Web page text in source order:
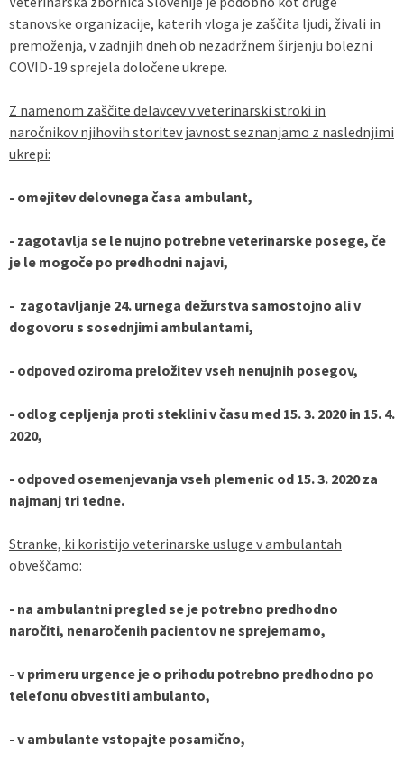
stanovske organizacije, katerih vloga je zaščita ljudi, živali in
premoženja, v zadnjih dneh ob nezadržnem širjenju bolezni
COVID-19 sprejela določene ukrepe.
Z namenom zaščite delavcev v veterinarski stroki in
naročnikov njihovih storitev javnost seznanjamo z naslednjimi
ukrepi:
- omejitev delovnega časa ambulant,
- zagotavlja se le nujno potrebne veterinarske posege, če
je le mogoče po predhodni najavi,
- zagotavljanje 24. urnega dežurstva samostojno ali v
dogovoru s sosednjimi ambulantami,
- odpoved oziroma preložitev vseh nenujnih posegov,
- odlog cepljenja proti steklini v času med 15. 3. 2020 in 15. 4.
2020,
- odpoved osemenjevanja vseh plemenic od 15. 3. 2020 za
najmanj tri tedne.
Stranke, ki koristijo veterinarske usluge v ambulantah
obveščamo:
- na ambulantni pregled se je potrebno predhodno
naročiti, nenaročenih pacientov ne sprejemamo,
- v primeru urgence je o prihodu potrebno predhodno po
telefonu obvestiti ambulanto,
- v ambulante vstopajte posamično,
Predpisi - Előírások
Občinski časopis - Községi lap
Proračun - Költségvetés
Lokalne volitve